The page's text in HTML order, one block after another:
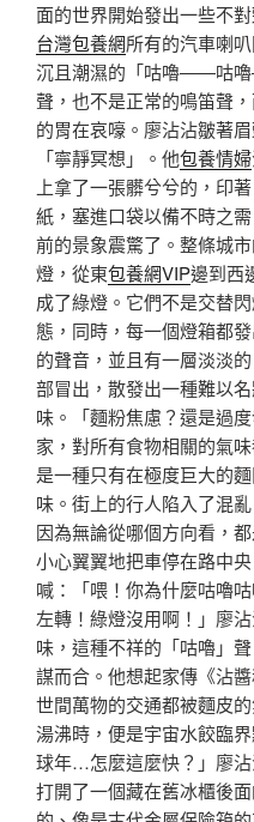
面的世界開始發出一些不
台灣包養網所有的汽車喇
沉且潮濕的「咕嚕——咕
聲，也不是正常的鳴笛聲
的胃在哀嚎。廖沾沾皺著
「寧靜冥想」。他包養情婦
上拿了一張髒兮兮的，印
紙，塞進口袋以備不時之
前的景象震驚了。整條城
燈，從東包養網VIP邊到西
成了綠燈。它們不是交替
態，同時，每一個燈箱都
的聲音，並且有一層淡淡
部冒出，散發出一種難以
味。「麵粉焦慮？還是過
家，對所有食物相關的氣
是一種只有在極度巨大的
味。街上的行人陷入了混
因為無論從哪個方向看，
小心翼翼地把車停在路中
喊：「喂！你為什麼咕嚕
左轉！綠燈沒用啊！」廖
味，這種不祥的「咕嚕」
謀而合。他想起家傳《沾
世間萬物的交通都被麵皮
湯沸時，便是宇宙水餃臨
球年…怎麼這麼快？」廖沾
打開了一個藏在舊冰櫃後